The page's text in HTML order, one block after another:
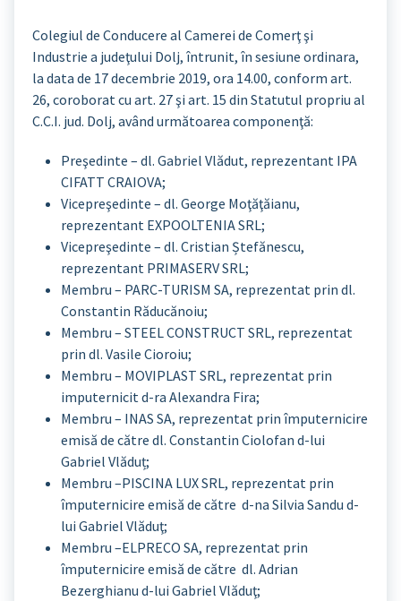
Colegiul de Conducere al Camerei de Comerţ şi
Industrie a judeţului Dolj, întrunit, în sesiune ordinara,
la data de 17 decembrie 2019, ora 14.00, conform art.
26, coroborat cu art. 27 şi art. 15 din Statutul propriu al
C.C.I. jud. Dolj, având următoarea componenţă:
Preşedinte – dl. Gabriel Vlădut, reprezentant IPA
CIFATT CRAIOVA;
Vicepreşedinte – dl. George Moţăţăianu,
reprezentant EXPOOLTENIA SRL;
Vicepreşedinte – dl. Cristian Ștefănescu,
reprezentant PRIMASERV SRL;
Membru – PARC-TURISM SA, reprezentat prin dl.
Constantin Răducănoiu;
Membru – STEEL CONSTRUCT SRL, reprezentat
prin dl. Vasile Cioroiu;
Membru – MOVIPLAST SRL, reprezentat prin
imputernicit d-ra Alexandra Fira;
Membru – INAS SA, reprezentat prin împuternicire
emisă de către dl. Constantin Ciolofan d-lui
Gabriel Vlăduț;
Membru –PISCINA LUX SRL, reprezentat prin
împuternicire emisă de către d-na Silvia Sandu d-
lui Gabriel Vlăduţ;
Membru –ELPRECO SA, reprezentat prin
împuternicire emisă de către dl. Adrian
Bezerghianu d-lui Gabriel Vlăduţ;